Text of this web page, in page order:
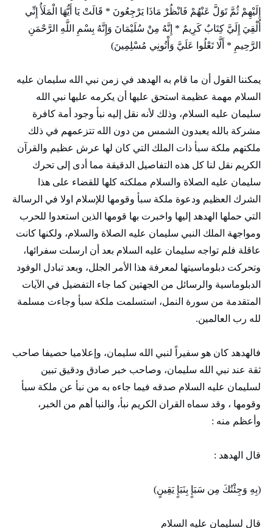
إِلَيْهِمْ ثُمَّ تَوَلَّ عَنْهُمْ فَانْظُرْ مَاذَا يَرْجِعُونَ * قَالَتْ يَا أَيُّهَا الْمَلَأُ إِنِّي
أُلْقِيَ إِلَيَّ كِتَابٌ كَرِيمٌ * إِنَّهُ مِنْ سُلَيْمَانَ وَإِنَّهُ بِسْمِ اللَّهِ الرَّحْمَنِ
الرَّحِيمِ * أَلَّا تَعْلُوا عَلَيَّ وَأْتُونِي مُسْلِمِينَ)
يمكننا القول أن ما قام به الهدهد في زمن نبي الله سليمان عليه
السلام مهمة عظيمة استحق عليها أن يكرمه عليها نبي الله
سليمان عليه السلام، وذلك لأنه نقل إليه نبأ وجود أمة كافرة
مشركة بالله يعبدون الشمس من دون الله تتزعمهم في ذلك
ملكتهم ملكة سبأ ذات الملك التي كان لها عرش عظيم والقرآن
الكريم نقل لنا كل هذه التفاصيل الدقيقة مما أدى إلى تحرك
سليمان عليه الصلاة والسلام مملكته كلها للقضاء على هذا
الشرك العظيم ودعوة ملكة سبأ وقومها للإسلام اولا في الرسالة
التي حملها الهدهد إليها واخبرت بها قومها الذين استعدوا للحرب
ومواجهة الملك النبي سليمان عليه الصلاة والسلام، ولكنها كانت
عاقلة فلم تواجه سليمان عليه السلام بعد أن ارسلت سفرائها،
وتحركت دبلوماسيتها لمعرفة هذا الأمر الجلل، وبعد تبادل الوفود
الدبلوماسية والرسائل من الجهتين كما جاء التفضيل في الآيات
المتقدمة من سورة النمل، استسلمت ملكة سبأ وجاءت مسلمة
لله رب العالمين.
فالهدهد كان هو سفيراً لنبي الله سليمان، وإعلاميا حصيفا صاحب
ثقة عند نبي الله سليمان، وصاحب خبر صادق ودقيق تبين
لسليمان عليه السلام صدقه فيما جاءه به من نبأ عن ملكة سبأ
وقومها ، وقد سماه القران الكريم نبأ، والنبا أهم من الخبر،
وأعظم منه :
قال الهدهد :
(بِهِ وَجِئْتُكَ مِن سَبَإٍ بِنَبَإٍ يَقِينٍ)
قال لسليمان عليه السلام